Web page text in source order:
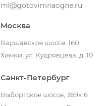
ml@gotovimnaogne.ru
Москва
Варшавское шоссе, 160
Химки, ул. Кудрявцева, д. 10
Санкт-Петербург
Выборгское шоссе, 369к.6